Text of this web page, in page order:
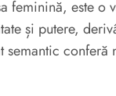
feminină, este o
și putere,
semantic